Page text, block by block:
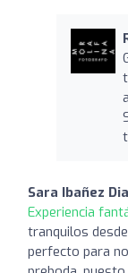
Sara Ibañez
Experiencia
tranquilos
perfecto para